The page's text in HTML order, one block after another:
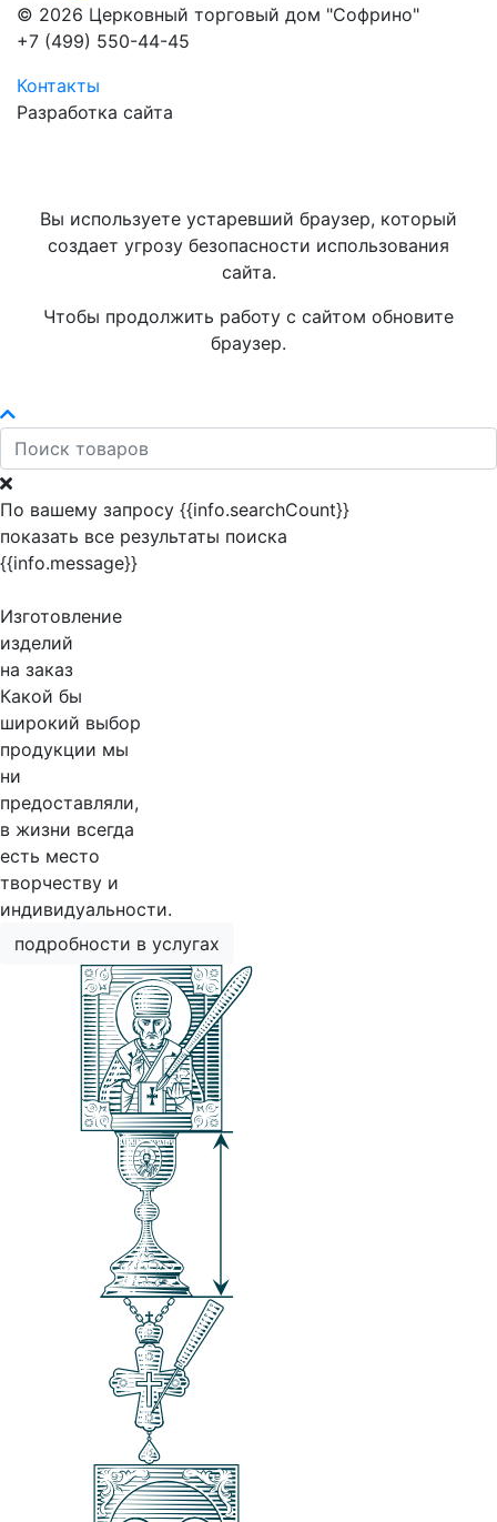
© 2026 Церковный торговый дом "Софрино"
+7 (499) 550-44-45
Контакты
Разработка сайта
Вы используете устаревший браузер, который
создает угрозу безопасности использования
сайта.
Чтобы продолжить работу с сайтом обновите
браузер.
По вашему запросу {{info.searchCount}}
показать все результаты поиска
{{info.message}}
Изготовление
изделий
на заказ
Какой бы
широкий выбор
продукции мы
ни
предоставляли,
в жизни всегда
есть место
творчеству и
индивидуальности.
подробности в услугах